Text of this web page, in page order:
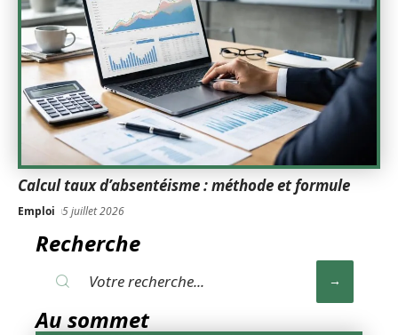
Calcul taux d’absentéisme : méthode et formule
Emploi 5 juillet 2026
Recherche
Au sommet